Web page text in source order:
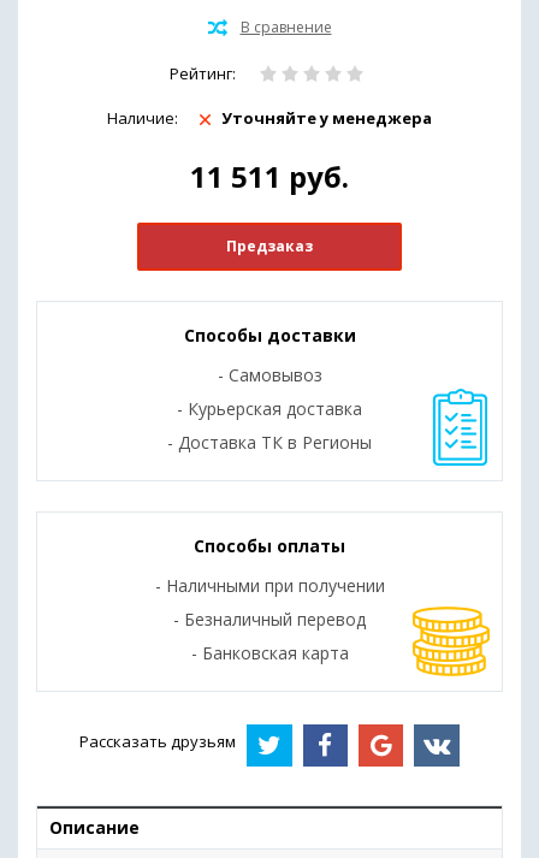
Рейтинг:
Наличие: Уточняйте у менеджера
11 511 руб.
Предзаказ
Способы доставки
- Самовывоз
- Курьерская доставка
- Доставка ТК в Регионы
Способы оплаты
- Наличными при получении
- Безналичный перевод
- Банковская карта
Рассказать друзьям
Описание